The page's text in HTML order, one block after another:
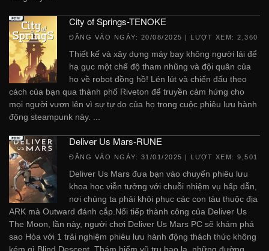
City of Springs-TENOKE
ĐĂNG VÀO NGÀY: 20/08/2025 | LƯỢT XEM: 2,360
Thiết kế và xây dựng máy bay không người lái để
hạ gục một chế độ tham nhũng và đội quân của
họ về robot đồng hồ! Lén lút và chiến đấu theo
cách của bạn qua thành phố Riveton để truyền cảm hứng cho
mọi người vươn lên vì sự tự do của họ trong cuộc phiêu lưu hành
động steampunk này. ...
Deliver Us Mars-RUNE
ĐĂNG VÀO NGÀY: 31/01/2025 | LƯỢT XEM: 9,501
Deliver Us Mars đưa bạn vào chuyến phiêu lưu
khoa học viễn tưởng với chuỗi nhiệm vụ hấp dẫn,
nơi chúng ta phải khôi phục các con tàu thuộc địa
ARK mà Outward đánh cắp.Nối tiếp thành công của Deliver Us
The Moon, lần này, người chơi Deliver Us Mars PC sẽ khám phá
sao Hỏa với 1 trải nghiệm phiêu lưu hành động thách thức không